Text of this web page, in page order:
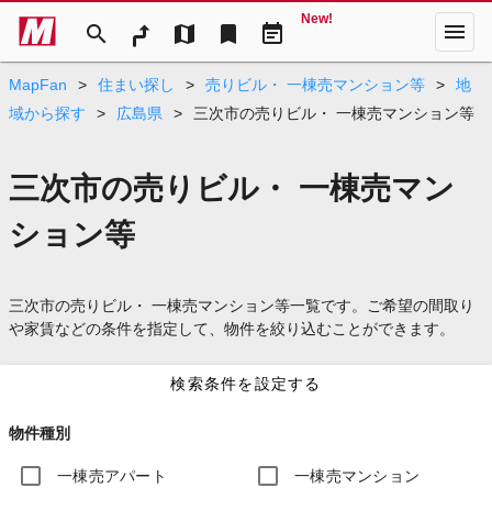
search map bookmark event_note
New! menu
MapFan > 住まい探し > 売りビル・ 一棟売マンション等 >
地
域から探す
> 広島県 > 三次市の売りビル・ 一棟売マンション等
三次市の売りビル・ 一棟売マン
ション等
三次市の売りビル・ 一棟売マンション等一覧です。ご希望の間取り
や家賃などの条件を指定して、物件を絞り込むことができます。
検索条件を設定する
物件種別
一棟売アパート 一棟売マンション